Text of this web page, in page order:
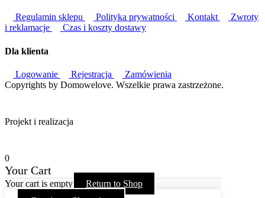
Regulamin sklepu Polityka prywatności Kontakt
Zwroty
i reklamacje
Czas i koszty dostawy
Dla klienta
Logowanie Rejestracja
Zamówienia
Copyrights by Domowelove. Wszelkie prawa zastrzeżone.
Projekt i realizacja
0
Your Cart
Your cart is empty Return to Shop